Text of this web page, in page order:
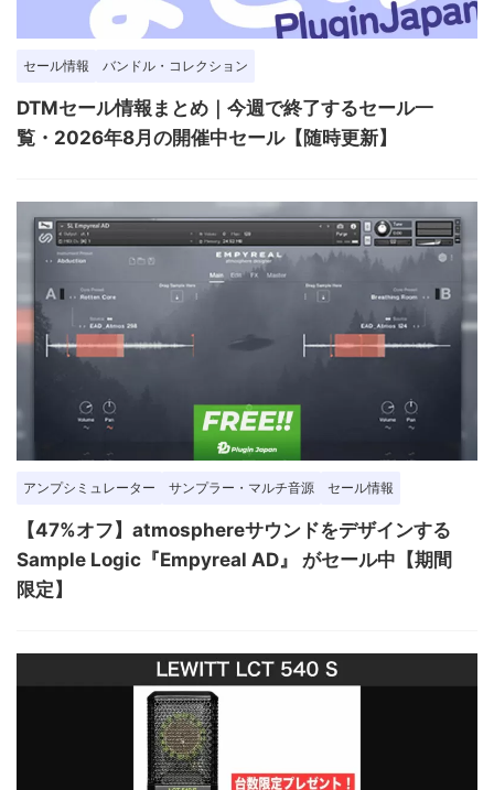
セール情報 バンドル・コレクション
DTMセール情報まとめ｜今週で終了するセール一
覧・2026年8月の開催中セール【随時更新】
アンプシミュレーター サンプラー・マルチ音源 セール情報
【47%オフ】atmosphereサウンドをデザインする
Sample Logic『Empyreal AD』 がセール中【期間
限定】